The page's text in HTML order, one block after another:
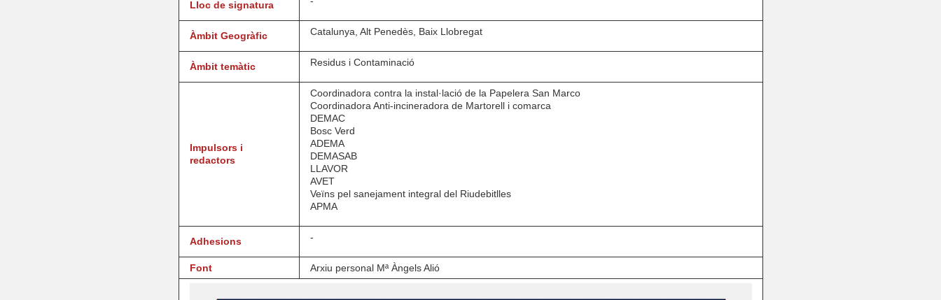
Lloc de signatura
Àmbit Geogràfic Catalunya, Alt Penedès, Baix Llobregat
Àmbit temàtic Residus i Contaminació
Impulsors i
redactors
Coordinadora contra la instal·lació de la Papelera San Marco
Coordinadora Anti-incineradora de Martorell i comarca
DEMAC
Bosc Verd
ADEMA
DEMASAB
LLAVOR
AVET
Veïns pel sanejament integral del Riudebitlles
APMA
Adhesions -
Font Arxiu personal Mª Àngels Alió